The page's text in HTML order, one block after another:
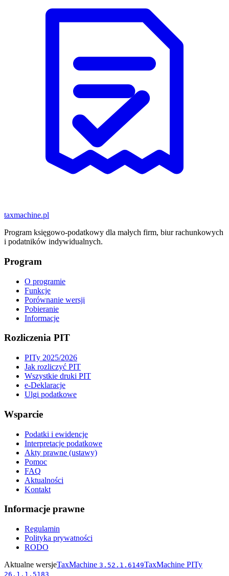
taxmachine.pl
Program księgowo-podatkowy dla małych firm, biur rachunkowych
i podatników indywidualnych.
Program
O programie
Funkcje
Porównanie wersji
Pobieranie
Informacje
Rozliczenia PIT
PITy 2025/2026
Jak rozliczyć PIT
Wszystkie druki PIT
e-Deklaracje
Ulgi podatkowe
Wsparcie
Podatki i ewidencje
Interpretacje podatkowe
Akty prawne (ustawy)
Pomoc
FAQ
Aktualności
Kontakt
Informacje prawne
Regulamin
Polityka prywatności
RODO
Aktualne wersjeTaxMachine 3.52.1.6149TaxMachine PITy
26.1.1.5183